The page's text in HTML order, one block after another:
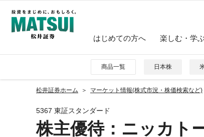
はじめての方へ 楽しむ・学ぶ
商品一覧 日本株
松井証券ホーム マーケット情報(株式市況・株価検索など)
5367 東証スタンダード
株主優待：ニッカト